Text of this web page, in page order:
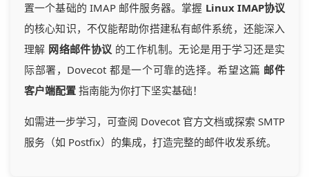
置一个基础的 IMAP 邮件服务器。掌握 Linux IMAP协议
的核心知识，不仅能帮助你搭建私有邮件系统，还能深入
理解 网络邮件协议 的工作机制。无论是用于学习还是实
际部署，Dovecot 都是一个可靠的选择。希望这篇 邮件
客户端配置 指南能为你打下坚实基础！
如需进一步学习，可查阅 Dovecot 官方文档或探索 SMTP
服务（如 Postfix）的集成，打造完整的邮件收发系统。